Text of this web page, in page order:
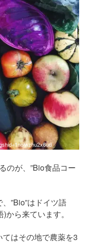
のが、”Bio食品コー
”Bio”はドイツ語
から来ています。
はその地で農薬を3